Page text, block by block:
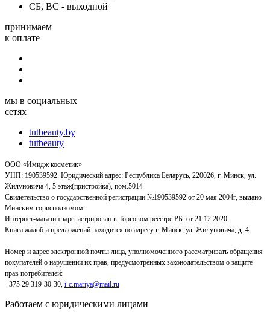
СБ, ВС - выходной
принимаем
к оплате
мы в социальных
сетях
tutbeauty.by
tutbeauty
ООО «Имидж косметик»
УНП: 190539592. Юридический адрес: Республика Беларусь, 220026, г. Минск, ул.
Жилуновича 4, 5 этаж(пристройка), пом.5014
Свидетельство о государственной регистрации №190539592 от 20 мая 2004г, выдано
Минским горисполкомом.
Интернет-магазин зарегистрирован в Торговом реестре РБ от 21.12.2020.
Книга жалоб и предложений находится по адресу г. Минск, ул. Жилуновича, д. 4.
Номер и адрес электронной почты лица, уполномоченного рассматривать обращения
покупателей о нарушении их прав, предусмотренных законодательством о защите
прав потребителей:
+375 29 319-30-30, i-c.mariya@mail.ru
Работаем с юридическими лицами